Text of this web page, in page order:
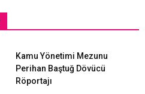
Kamu Yönetimi Mezunu
Perihan Baştuğ Dövücü
Röportajı